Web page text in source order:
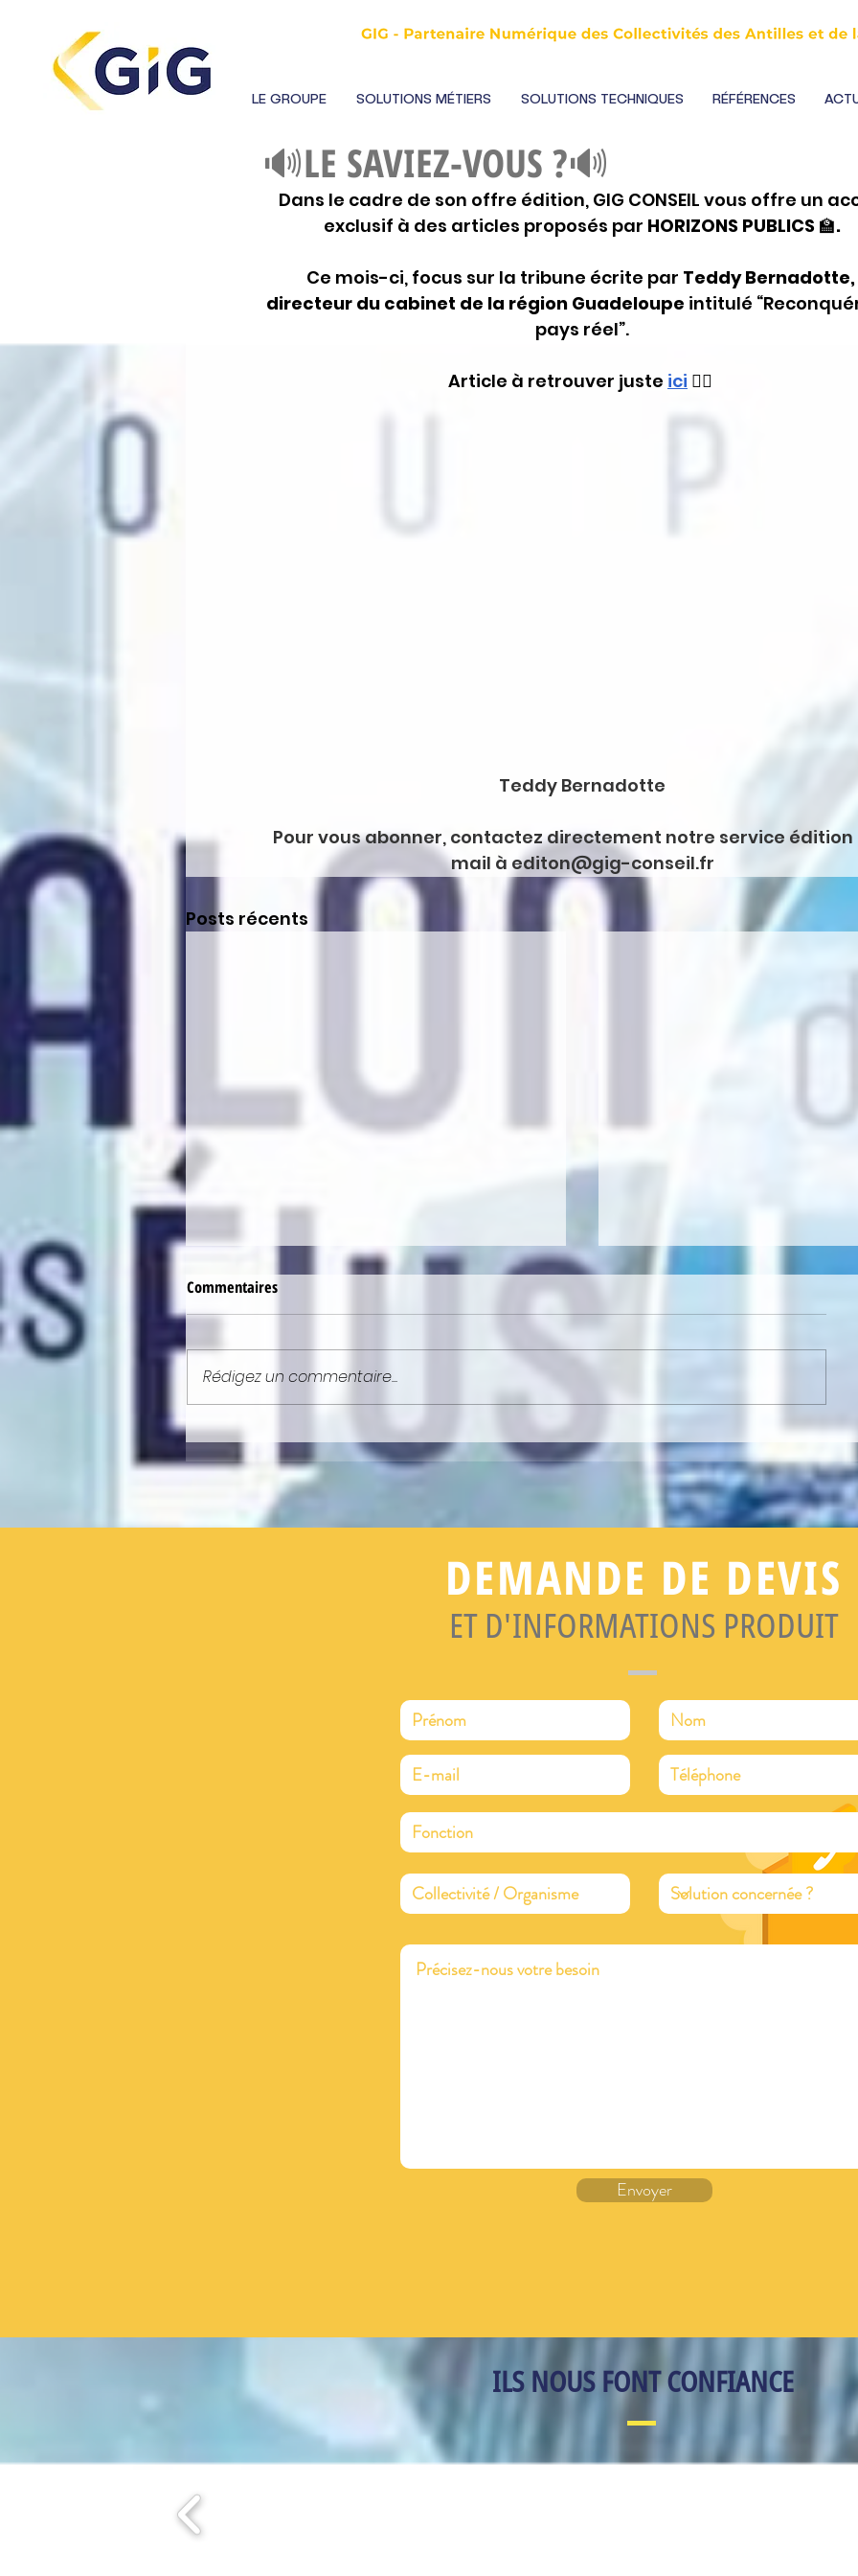
LE GROUPE SOLUTIONS MÉTIERS SOLUTIONS TECHNIQUES RÉFÉRENCES
🔊LE SAVIEZ-VOUS ?🔊
Dans le cadre de son offre édition, GIG CONSEIL vous offre un
exclusif à des articles proposés par HORIZONS PUBLICS 🏫.
Ce mois-ci, focus sur la tribune écrite par Teddy Bernadotte,
directeur du cabinet de la région Guadeloupe intitulé
pays réel”.
Article à retrouver juste ici 👈🏽
Teddy Bernadotte
Pour vous abonner, contactez directement notre service
mail à editon@gig-conseil.fr
Posts récents
NEWSLETTER : ELLE EST EN LIGNE ! NEWSLETTER : ELLE EST EN LIGNE
Commentaires
Rédigez un commentaire...
DEMANDE DE DEVIS
ET D'INFORMATIONS PRODUIT
Envoyer
ILS NOUS FONT CONFIANCE